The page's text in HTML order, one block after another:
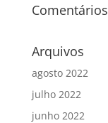
Comentários
Arquivos
agosto 2022
julho 2022
junho 2022